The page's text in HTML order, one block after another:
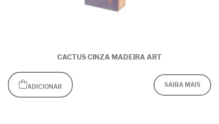
CACTUS CINZA MADEIRA ART
ADICIONAR SAIBA MAIS